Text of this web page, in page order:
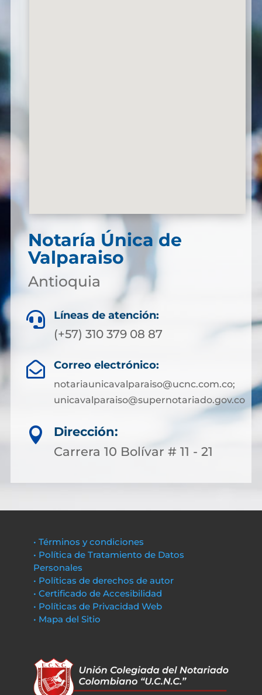
Notaría Única de
Valparaiso
Antioquia
 Líneas de atención:
(+57) 310 379 08 87
 Correo electrónico:
notariaunicavalparaiso@ucnc.com.co;
unicavalparaiso@supernotariado.gov.co

Dirección:
Carrera 10 Bolívar # 11 - 21
• Términos y condiciones
• Política de Tratamiento de Datos
Personales
• Políticas de derechos de autor
• Certificado de Accesibilidad
• Políticas de Privacidad Web
• Mapa del Sitio